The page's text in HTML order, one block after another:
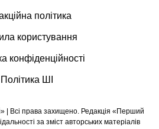
політика
користування
конфіденційності
Політика ШІ
| Всі права захищено. Редакція «Перший
за зміст авторських матеріалів